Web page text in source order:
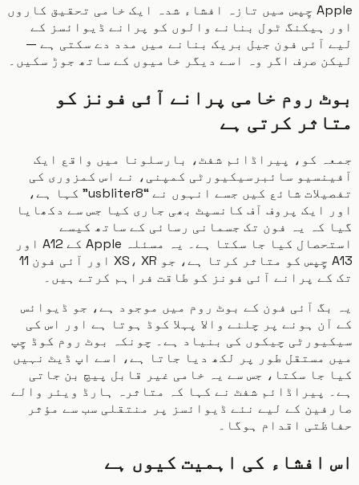
Apple چِپس میں تازہ افشاء شدہ ایک خامی تحقیق کاروں
ہیکنگ ٹول بنانے والوں کو پرانے ڈیوائسز کے
آئی فون جیل بریک بنانے میں مدد دے سکتی ہے —
صرف اگر وہ اسے دیگر خامیوں کے ساتھ جوڑ سکیں۔
روم خامی پرانے آئی فونز کو
کرتی ہے
کو، پیراڈائم شفٹ، بارسلونا میں واقع ایک
سائبرسیکیورٹی کمپنی، نے اس کمزوری کی
تفصیلات شائع کیں جسے انہوں نے “usbliter8” کہا ہے،
ایک پروف آف کانسپٹ بھی جاری کیا جس سے دکھایا
کہ یہ فون تک جسمانی رسائی کے ساتھ کیسے
استحصال کیا جا سکتا ہے۔ یہ مسئلہ Apple کے A12 اور
A13 چِپس کو متاثر کرتا ہے، جو XS، XR اور آئی فون 11
پرانے آئی فونز کو طاقت فراہم کرتے ہیں۔
آئی فون کے بوٹ روم میں موجود ہے، جو ڈیوائس
ہونے پر چلنے والا پہلا کوڈ ہوتا ہے اور اس کی
چیکوں کی بنیاد ہے۔ چونکہ بوٹ روم کوڈ چِپ
مستقل طور پر لکھ دیا جاتا ہے، اسے اپ ڈیٹ نہیں
جا سکتا، جس سے یہ خامی غیر قابل پیچ بن جاتی
پیراڈائم شفٹ نے کہا کہ متاثرہ ہارڈ ویئر والے
کے لیے نئے ڈیوائسز پر منتقلی سب سے مؤثر
اقدام ہوگا۔
افشاء کی اہمیت کیوں ہے